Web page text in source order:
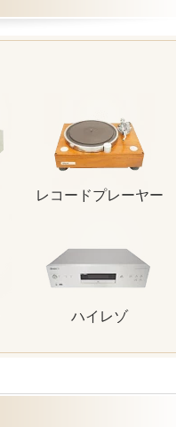
レコードプレーヤー
ハイレゾ